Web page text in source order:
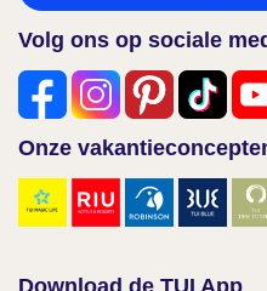
Volg ons op sociale
Onze